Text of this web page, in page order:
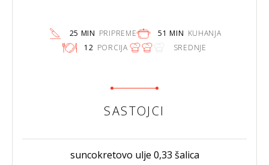
25 MIN PRIPREME 51 MIN KUHANJA
12 PORCIJA SREDNJE
SASTOJCI
suncokretovo ulje 0,33 šalica